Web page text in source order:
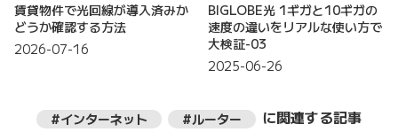
賃貸物件で光回線が導入済みか
どうか確認する方法
2026-07-16
BIGLOBE光 1ギガと10ギガの
速度の違いをリアルな使い方で
大検証-03
2025-06-26
#インターネット #ルーター に関連する記事